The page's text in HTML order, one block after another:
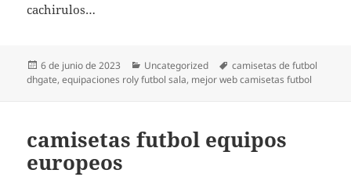
cachirulos…
Publicado
el
6 de junio de 2023 Categorías
Uncategorized Etiquetas
camisetas de futbol
dhgate,equipaciones roly futbol sala, mejor web camisetas futbol
camisetas futbol equipos
europeos